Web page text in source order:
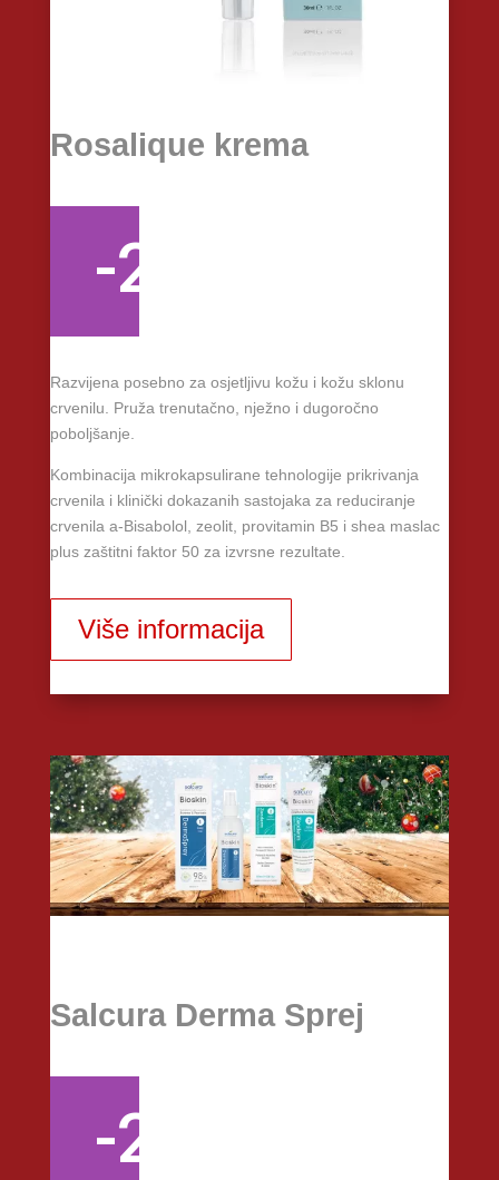
Rosalique krema
-20%
Razvijena posebno za osjetljivu kožu i kožu sklonu
crvenilu. Pruža trenutačno, nježno i dugoročno
poboljšanje.
Kombinacija mikrokapsulirane tehnologije prikrivanja
crvenila i klinički dokazanih sastojaka za reduciranje
crvenila a-Bisabolol, zeolit, provitamin B5 i shea maslac
plus zaštitni faktor 50 za izvrsne rezultate.
Više informacija
Salcura Derma Sprej
-25%